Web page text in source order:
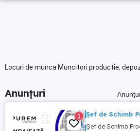
Locuri de munca Muncitori productie,
Anunțuri
1 Șef de Schimb
Șef de Schimb